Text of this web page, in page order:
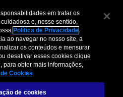
em tratar os
e, nesse sentido,
Política de Privacidade.
ao navegar no nosso site, a
os conteúdos e mensurar
desativar esses cookies clique
para obter mais informações,
Cookies
de cookies